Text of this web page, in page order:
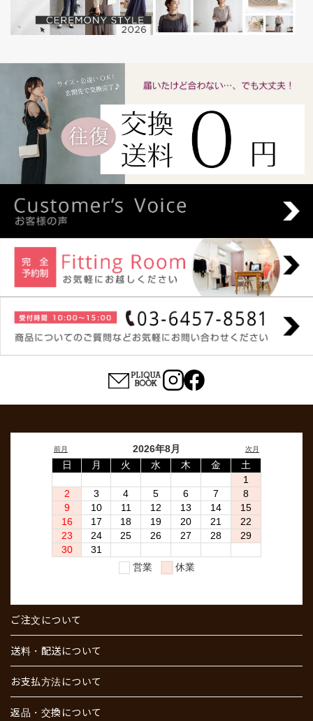
ご注文について
送料・配送について
お支払方法について
返品・交換について